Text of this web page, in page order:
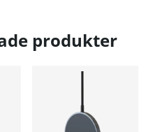
produkter